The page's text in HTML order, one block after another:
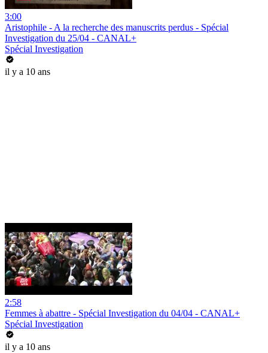
3:00
Aristophile - A la recherche des manuscrits perdus - Spécial
Investigation du 25/04 - CANAL+
Spécial Investigation
il y a 10 ans
2:58
Femmes à abattre - Spécial Investigation du 04/04 - CANAL+
Spécial Investigation
il y a 10 ans